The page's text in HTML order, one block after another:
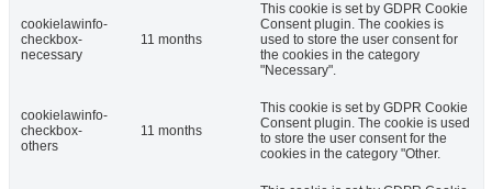
cookielawinfo-
checkbox-
necessary
11 months
This cookie is set by GDPR Cookie
Consent plugin. The cookies is
used to store the user consent for
the cookies in the category
"Necessary".
cookielawinfo-
checkbox-
others
11 months
This cookie is set by GDPR Cookie
Consent plugin. The cookie is used
to store the user consent for the
cookies in the category "Other.